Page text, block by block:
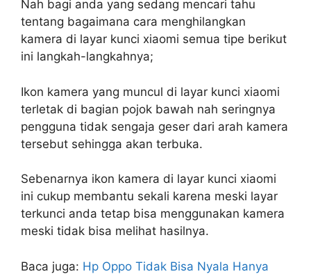
Nah bagi anda yang sedang mencari tahu
tentang bagaimana cara menghilangkan
kamera di layar kunci xiaomi semua tipe berikut
ini langkah-langkahnya;
Ikon kamera yang muncul di layar kunci xiaomi
terletak di bagian pojok bawah nah seringnya
pengguna tidak sengaja geser dari arah kamera
tersebut sehingga akan terbuka.
Sebenarnya ikon kamera di layar kunci xiaomi
ini cukup membantu sekali karena meski layar
terkunci anda tetap bisa menggunakan kamera
meski tidak bisa melihat hasilnya.
Baca juga: Hp Oppo Tidak Bisa Nyala Hanya